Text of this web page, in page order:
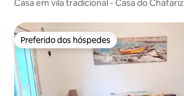
Casa em vila tradicional - Casa do Chafariz
Preferido dos hóspedes
Preferido dos hóspedes